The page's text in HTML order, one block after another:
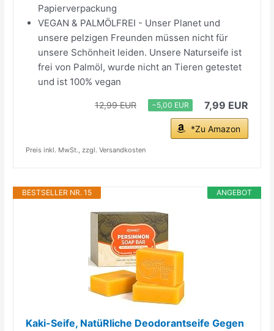
Papierverpackung
VEGAN & PALMÖLFREI - Unser Planet und
unsere pelzigen Freunden müssen nicht für
unsere Schönheit leiden. Unsere Naturseife ist
frei von Palmöl, wurde nicht an Tieren getestet
und ist 100% vegan
12,99 EUR −5,00 EUR 7,99 EUR
*Zu Amazon
Preis inkl. MwSt., zzgl. Versandkosten
ANGEBOT
BESTSELLER NR. 15
Kaki-Seife, NatüRliche Deodorantseife Gegen